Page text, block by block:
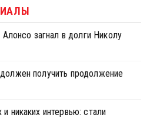
загнал в долги Николу
получить продолжение
никаких интервью: стали